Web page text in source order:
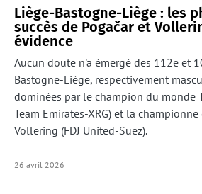
Liège-Bastogne-Liège : les
succès de Pogačar et
évidence
Aucun doute n'a émergé des 112e et
Bastogne-Liège, respectivement
dominées par le champion du monde
Team Emirates-XRG) et la
Vollering (FDJ United-Suez).
26 avril 2026